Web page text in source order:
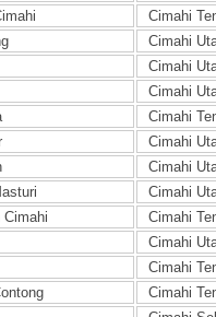
Cimahi
Cimahi
Cimahi
Cimahi
Cimahi
Cimahi
Cimahi
Cimahi
Cimahi
Cimahi
Cimahi
Cimahi
Cimahi